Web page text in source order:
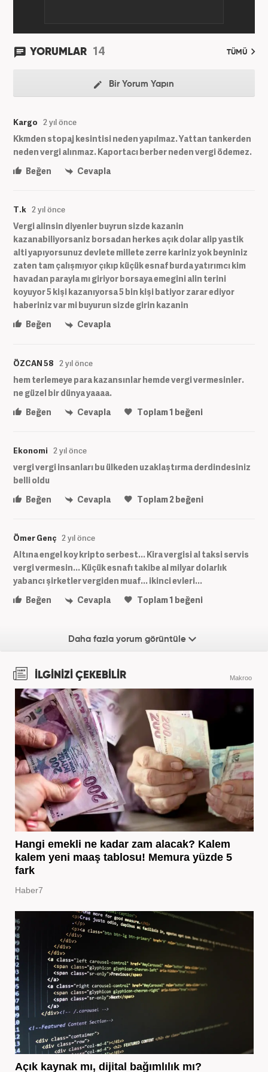
YORUMLAR 14 TÜMÜ
Bir Yorum Yapın
Kargo 2 yıl önce
Kkmden stopaj kesintisi neden yapılmaz. Yattan tankerden
neden vergi alınmaz. Kaportacı berber neden vergi ödemez.
Beğen
Cevapla
T.k 2 yıl önce
Vergi alinsin diyenler buyrun sizde kazanin
kazanabiliyorsaniz borsadan herkes açık dolar alip yastik
alti yapıyorsunuz devlete millete zerre kariniz yok beyniniz
zaten tam çalışmıyor çıkıp küçük esnaf burda yatırımcı kim
havadan parayla mı giriyor borsaya emegini alin terini
koyuyor 5 kişi kazanıyorsa 5 bin kişi batiyor zarar ediyor
haberiniz var mi buyurun sizde girin kazanin
Beğen
Cevapla
ÖZCAN 58 2 yıl önce
hem terlemeye para kazansınlar hemde vergi vermesinler.
ne güzel bir dünya yaaaa.
Beğen
Cevapla Toplam1 beğeni
Ekonomi 2 yıl önce
vergi vergi insanları bu ülkeden uzaklaştırma derdindesiniz
belli oldu
Beğen
Cevapla Toplam2beğeni
Ömer Genç 2 yıl önce
Altına engel koy kripto serbest... Kira vergisi al taksi servis
vergi vermesin... Küçük esnafı takibe al milyar dolarlık
yabancı şirketler vergiden muaf... ikinci evleri...
Beğen
Cevapla Toplam1 beğeni
Daha fazla yorum görüntüle
İLGİNİZİ ÇEKEBİLİR Makroo
Hangi emekli ne kadar zam alacak? Kalem
kalem yeni maaş tablosu! Memura yüzde 5
fark
Haber7
Açık kaynak mı, dijital bağımlılık mı?